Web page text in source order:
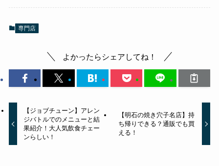
専門店
よかったらシェアしてね！
【ジョブチューン】アレン
ジバトルでのメニューと結
果紹介！大人気飲食チェー
ンらしい！
【明石の焼き穴子名店】持
ち帰りできる？通販でも買
える！